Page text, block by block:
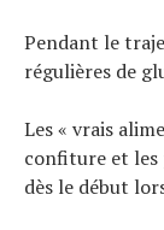
Pendant le
régulières de
Les « vrais
confiture et les
dès le début